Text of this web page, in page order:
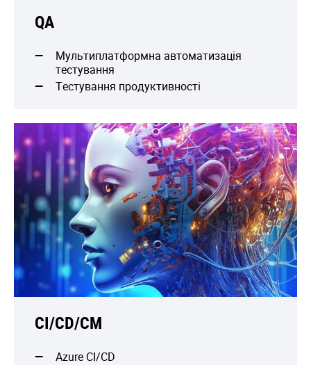
QA
Мультиплатформна автоматизація
тестування
Тестування продуктивності
CI/CD/CM
Azure CI/CD